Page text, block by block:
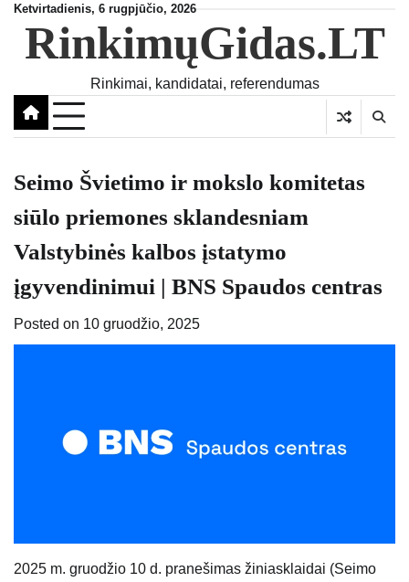
Skip
content
Ketvirtadienis, 6 rugpjūčio, 2026
RinkimųGidas.LT
Rinkimai, kandidatai, referendumas
Seimo Švietimo ir mokslo komitetas
siūlo priemones sklandesniam
Valstybinės kalbos įstatymo
įgyvendinimui | BNS Spaudos centras
Posted on 10 gruodžio, 2025
2025 m. gruodžio 10 d. pranešimas žiniasklaidai (Seimo